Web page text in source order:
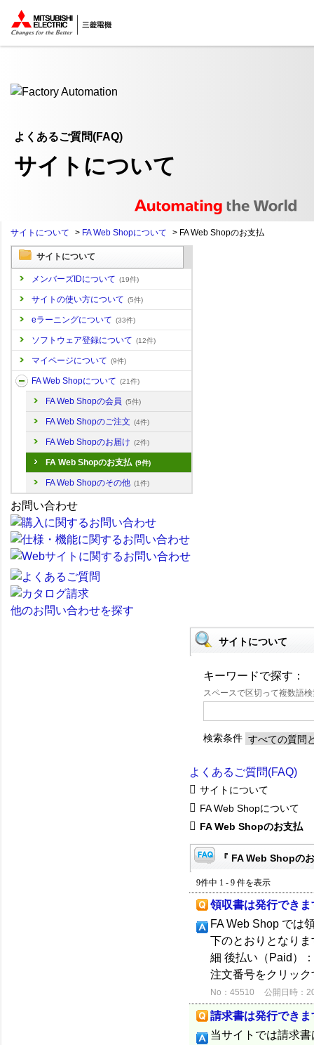
ここから本文
よくあるご質問(FAQ)
サイトについて
サイトについて > FA Web Shopについて > FA Web Shopのお支払
サイトについて
メンバーズIDについて (19件)
サイトの使い方について (5件)
eラーニングについて (33件)
ソフトウェア登録について (12件)
マイページについて (9件)
FA Web Shopについて (21件)
FA Web Shopの会員 (5件)
FA Web Shopのご注文 (4件)
FA Web Shopのお届け (2件)
FA Web Shopのお支払 (9件)
FA Web Shopのその他 (1件)
お問い合わせ
他のお問い合わせを探す
サイトについて
キーワードで探す：
スペースで区切って複数語
検索条件
よくあるご質問(FAQ)
サイトについて
FA Web Shopについて
FA Web Shopのお支払
『 FA Web Shopの
9件中 1 - 9 件を表示
領収書は発行でき
FA Web Shop では
下のとおりとなり
細 後払い（Paid）
注文番号をクリッ
No：45510 公開日時：
請求書は発行できま
当サイトでは請求